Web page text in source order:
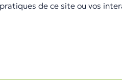
de ce site ou vos